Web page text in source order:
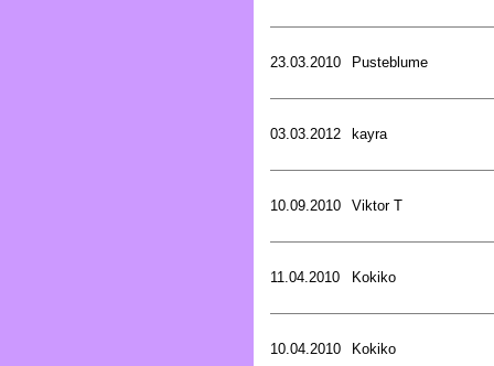
23.03.2010 Pusteblume
03.03.2012 kayra
10.09.2010 Viktor T
11.04.2010 Kokiko
10.04.2010 Kokiko